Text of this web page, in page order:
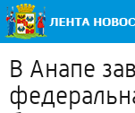
В Анапе